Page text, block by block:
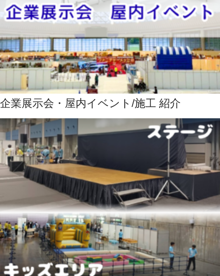
企業展示会・屋内イベント/施工 紹介